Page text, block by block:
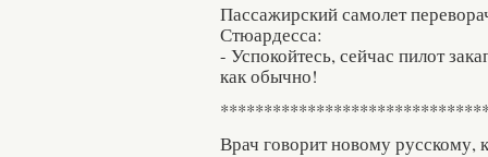
Пассажирский самолет
Стюардесса:
- Успокойтесь, сейчас пилот
как обычно!
Врач говорит новому русскому,